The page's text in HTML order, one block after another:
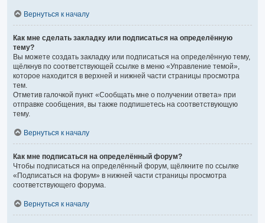
Вернуться к началу
Как мне сделать закладку или подписаться на определённую
тему?
Вы можете создать закладку или подписаться на определённую тему,
щёлкнув по соответствующей ссылке в меню «Управление темой»,
которое находится в верхней и нижней части страницы просмотра
тем.
Отметив галочкой пункт «Сообщать мне о получении ответа» при
отправке сообщения, вы также подпишетесь на соответствующую
тему.
Вернуться к началу
Как мне подписаться на определённый форум?
Чтобы подписаться на определённый форум, щёлкните по ссылке
«Подписаться на форум» в нижней части страницы просмотра
соответствующего форума.
Вернуться к началу